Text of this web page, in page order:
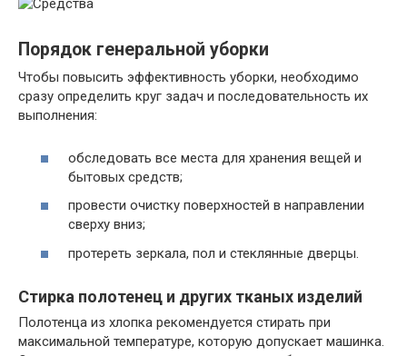
Порядок генеральной уборки
Чтобы повысить эффективность уборки, необходимо
сразу определить круг задач и последовательность их
выполнения:
обследовать все места для хранения вещей и
бытовых средств;
провести очистку поверхностей в направлении
сверху вниз;
протереть зеркала, пол и стеклянные дверцы.
Стирка полотенец и других тканых изделий
Полотенца из хлопка рекомендуется стирать при
максимальной температуре, которую допускает машинка.